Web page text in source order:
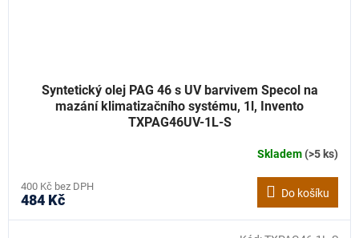
Syntetický olej PAG 46 s UV barvivem Specol na
mazání klimatizačního systému, 1l, Invento
TXPAG46UV-1L-S
Skladem(>5 ks)
400 Kč bez DPH
484 Kč Do košíku